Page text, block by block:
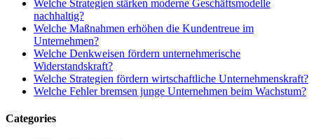
Welche Strategien stärken moderne Geschäftsmodelle
nachhaltig?
Welche Maßnahmen erhöhen die Kundentreue im
Unternehmen?
Welche Denkweisen fördern unternehmerische
Widerstandskraft?
Welche Strategien fördern wirtschaftliche Unternehmenskraft?
Welche Fehler bremsen junge Unternehmen beim Wachstum?
Categories